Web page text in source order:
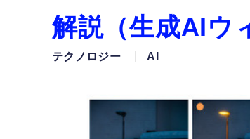
解説（生成AIウ
テクノロジー AI